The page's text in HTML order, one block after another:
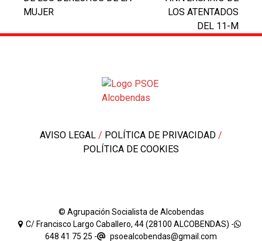
MUJER
LOS ATENTADOS
DEL 11-M
AVISO LEGAL / POLÍTICA DE PRIVACIDAD /
POLÍTICA DE COOKIES
© Agrupación Socialista de Alcobendas
C/ Francisco Largo Caballero, 44 (28100 ALCOBENDAS) -
648 41 75 25 - psoealcobendas@gmail.com